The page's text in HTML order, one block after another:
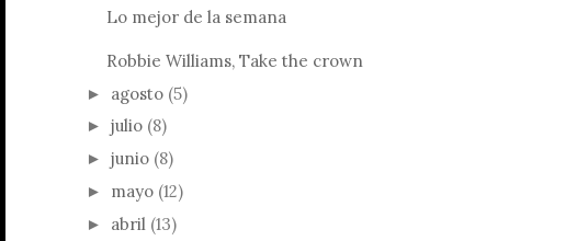
Lo mejor de la semana
Robbie Williams, Take the crown
► agosto (5)
► julio (8)
► junio (8)
► mayo (12)
► abril (13)